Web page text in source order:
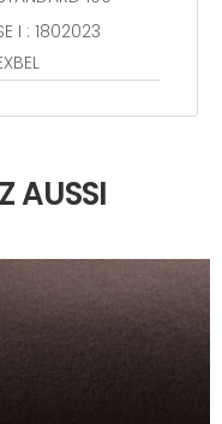
I : 1802023
AUSSI